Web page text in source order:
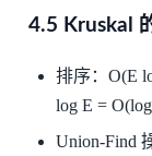
4.5 Kruskal
排序：O(E
log E =
Union-Find